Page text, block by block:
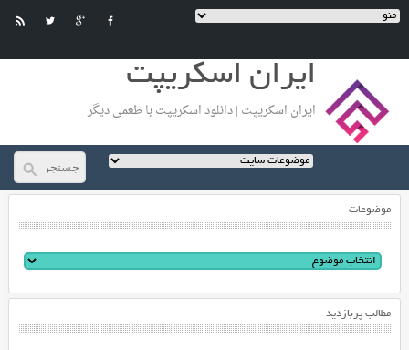
ایران اسکریپت
ایران اسکریپت | دانلود اسکریپت با طعمی دیگر
موضوعات
مطالب پربازدید